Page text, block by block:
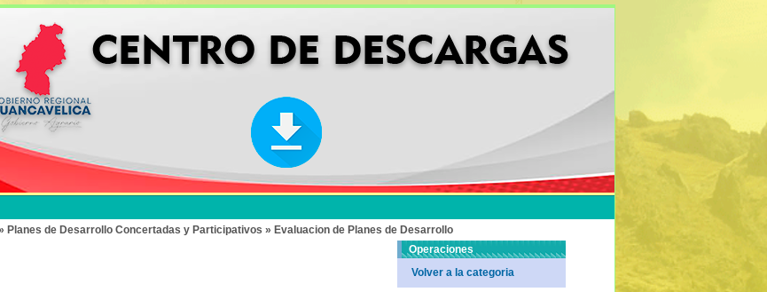
» Planes de Desarrollo Concertadas y Participativos » Evaluacion de Planes de Desarrollo
Operaciones
Volver a la categoria